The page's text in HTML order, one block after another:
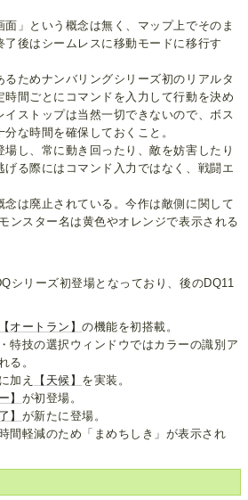
」という概念は無く、マップ上でそのま
了後はシームレスに移動モードに移行す
るためナンバリングシリーズ初のリアルタ
時間ごとにコマンドを入力して行動を決め
イストップは当然一切できないので、ボス
な時間を確保しておくこと。
場し、常に動き回ったり、敵を妨害したり
げる際にはコマンド入力ではなく、戦闘エ
念は廃止されている。今作は敵側に関して
ンスター名は黄色やオレンジで表示される
シリーズ初登場となっており、後のDQ11
【オートラン】の機能を初搭載。
特技の選択ウィンドウではカラーの識別ア
る。
に加え 【天候】 を実装。
】 が初登場。
】 が新たに登場。
間軽減のため「まめちしき」が表示され